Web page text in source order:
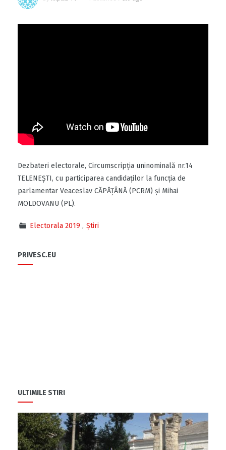
Dezbateri electorale, Circumscripția uninominală nr.14
TELENEȘTI, cu participarea candidaților la funcția de
parlamentar Veaceslav CĂPĂȚÂNĂ (PCRM) și Mihai
MOLDOVANU (PL).
Electorala 2019 Știri
PRIVESC.EU
ULTIMILE STIRI